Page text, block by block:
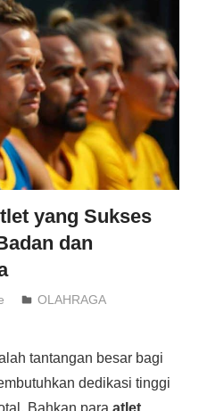
yang Sukses
dan
OLAHRAGA
tantangan besar bagi
dedikasi tinggi
Bahkan para atlet